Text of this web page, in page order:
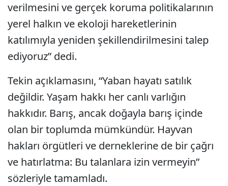
verilmesini ve gerçek koruma politikalarının
yerel halkın ve ekoloji hareketlerinin
katılımıyla yeniden şekillendirilmesini talep
ediyoruz” dedi.
Tekin açıklamasını, “Yaban hayatı satılık
değildir. Yaşam hakkı her canlı varlığın
hakkıdır. Barış, ancak doğayla barış içinde
olan bir toplumda mümkündür. Hayvan
hakları örgütleri ve derneklerine de bir çağrı
ve hatırlatma: Bu talanlara izin vermeyin”
sözleriyle tamamladı.